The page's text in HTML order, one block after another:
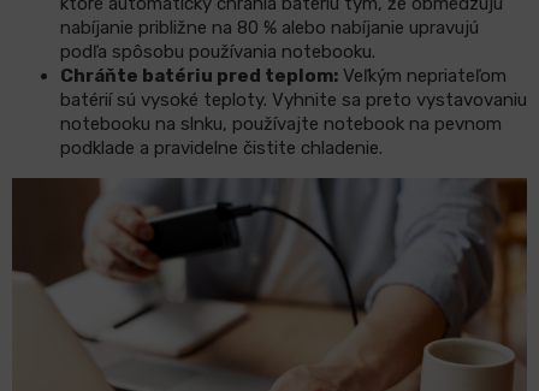
nabíjanie približne na 80 % alebo nabíjanie upravujú
podľa spôsobu používania notebooku.
Chráňte batériu pred teplom: Veľkým nepriateľom
batérií sú vysoké teploty. Vyhnite sa preto vystavovaniu
notebooku na slnku, používajte notebook na pevnom
podklade a pravidelne čistite chladenie.